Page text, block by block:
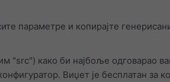
параметре и копирајте
"src") како би најбоље одговарао
Виџет је бесплатан за